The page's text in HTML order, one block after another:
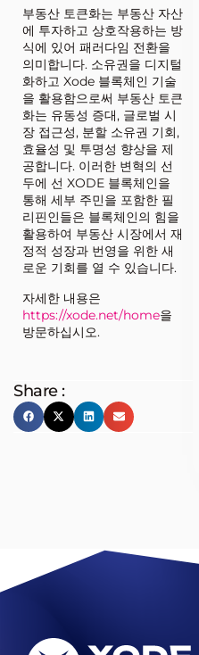
부동산 토큰화는 부동산 자산
에 투자하고 상호작용하는 방
식에 있어 패러다임 전환을
의미합니다. 소유권을 디지털
화하고 Xode 블록체인 기술
을 활용함으로써 부동산 토큰
화는 유동성 증대, 글로벌 시
장 접근성, 분할 소유권 기회,
효율성 및 투명성 향상을 제
공합니다. 이러한 변혁의 선
두에 선 XODE 블록체인을
통해 세부 주민을 포함한 필
리핀인들은 블록체인의 힘을
활용하여 부동산 시장에서 재
정적 성장과 번영을 위한 새
로운 기회를 열 수 있습니다.
자세한 내용은
https://xode.net/home을
방문하십시오.
Share :